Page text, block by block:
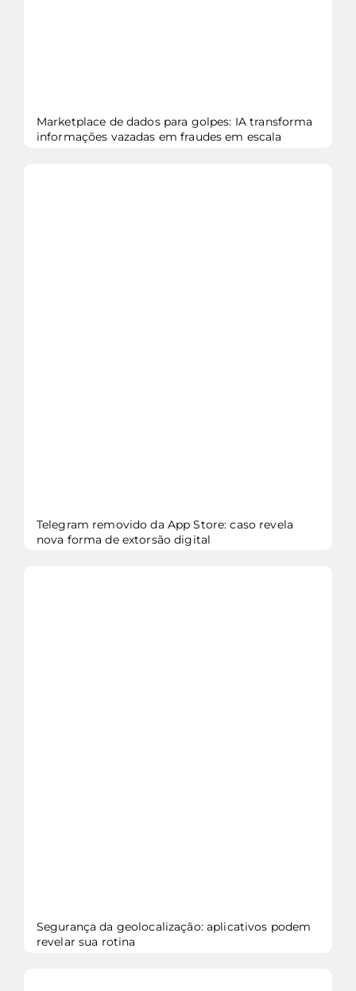
Marketplace de dados para golpes: IA transforma
informações vazadas em fraudes em escala
Telegram removido da App Store: caso revela
nova forma de extorsão digital
Segurança da geolocalização: aplicativos podem
revelar sua rotina